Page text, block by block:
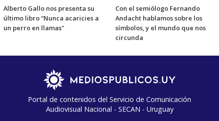
Alberto Gallo nos presenta su
último libro “Nunca acaricies a
un perro en llamas"
Con el semiólogo Fernando
Andacht hablamos sobre los
símbolos, y el mundo que nos
circunda
Portal de contenidos del Servicio de Comunicación
Audiovisual Nacional - SECAN - Uruguay